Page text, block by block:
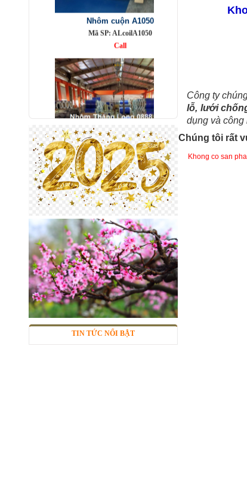
Nhôm cuộn A1050
Mã SP: ALcoilA1050
Call
Nhôm bảo ôn cuộn mỏng A1050
Mã SP: AbaoonA1050
TIN TỨC NỔI BẬT
Công ty
lỗ, lưới
dụng và công
Chúng tôi rất
Khong co san